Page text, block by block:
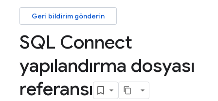
Geri bildirim gönderin
SQL Connect
yapılandırma dosyası
referansı